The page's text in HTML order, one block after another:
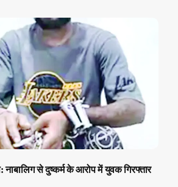
नाबालिग से दुष्कर्म के आरोप में युवक गिरफ्तार